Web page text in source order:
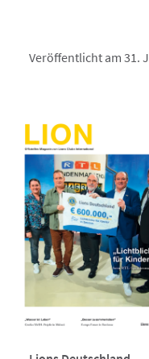
Veröffentlicht am 31.